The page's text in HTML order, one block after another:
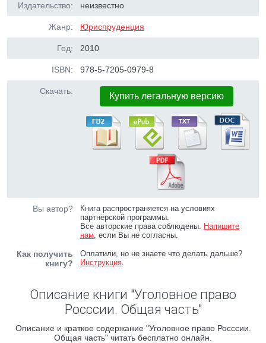
Издательство: неизвестно
Жанр: Юриспруденция
Год: 2010
ISBN: 978-5-7205-0979-8
Скачать: Купить легальную версию
Вы автор?
Книга распространяется на условиях
партнёрской программы.
Все авторские права соблюдены. Напишите
нам, если Вы не согласны.
Как получить
книгу?
Оплатили, но не знаете что делать дальше?
Инструкция.
Описание книги "Уголовное право
Росссии. Общая часть"
Описание и краткое содержание "Уголовное право Росссии.
Общая часть" читать бесплатно онлайн.